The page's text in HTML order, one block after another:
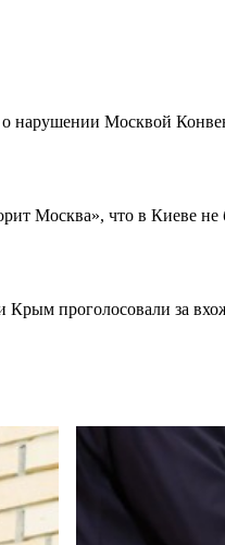
нарушении Москвой
Москва», что в Киеве не
проголосовали за